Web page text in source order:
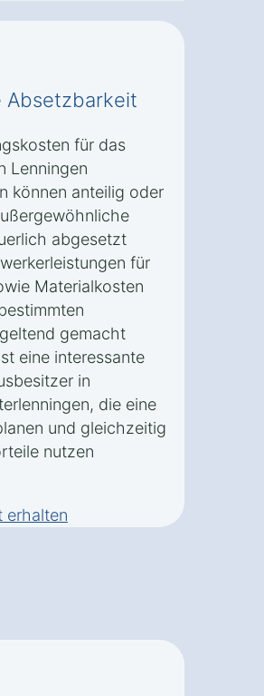
Absetzbarkeit
für das
Lenningen
können anteilig oder
abgesetzt
für
Materialkosten
gemacht
eine interessante
in
die eine
und gleichzeitig
nutzen
erhalten